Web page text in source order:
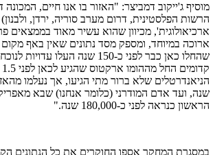
מוסיף ג'ייקוב דמביצר: "האזור בו אנו חיים,
הרשות הפלסטינית, דרום מערב סוריה, ירדן,
ארכיאולוגית', מכיוון שהוא עשיר מאוד בממצאים
ארוכה במיוחד, ומספק מסד נתונים שאין באף
שהחלו כאן כבר לפני כ-150 שנה העלו
שנה, ועד אדם המודרני (כלומר אנחנו) שבא
הראשון כנראה לפני כ-180,000 שנה."
במסגרת המחקר אספו החוקרים את כל הנתונים